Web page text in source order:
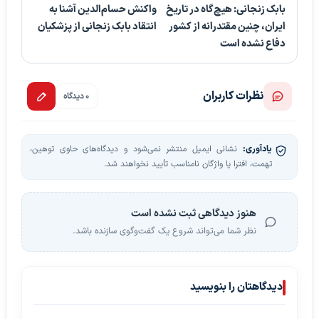
بابک زنجانی: ‏هیچ‌گاه در تاریخ
ایران، چنین مقتدرانه از کشور
دفاع نشده است
واکنش حسام‌الدین آشنا به
انتقاد بابک زنجانی از پزشکیان
نظرات کاربران 0 دیدگاه
یادآوری: نشانی ایمیل منتشر نمی‌شود و دیدگاه‌های حاوی توهین،
تهمت، افترا یا واژگان نامناسب تأیید نخواهند شد.
هنوز دیدگاهی ثبت نشده است
نظر شما می‌تواند شروع یک گفت‌وگوی سازنده باشد.
دیدگاهتان را بنویسید